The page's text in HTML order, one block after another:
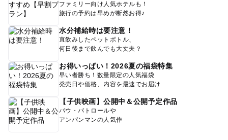
ファミリー向け人気ホテルも！
旅行の予約は早めが断然お得♪
水分補給時は要注意！
直飲みしたペットボトル、
何日後まで飲んでも大丈夫？
お得いっぱい！2026夏の福袋特集
早い者勝ち！数量限定の人気福袋
発売日や価格、内容を最速でお届け
【子供映画】公開中＆公開予定作品
パウ・パトロールや
アンパンマンの人気作